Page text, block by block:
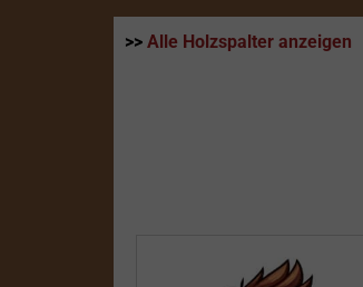
>> Alle Holzspalter anzeigen